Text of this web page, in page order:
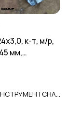
к-т, м/р,
мм,